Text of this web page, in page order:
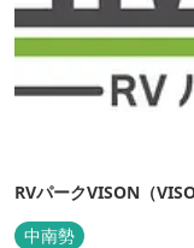
RVパークVISON（
中南勢